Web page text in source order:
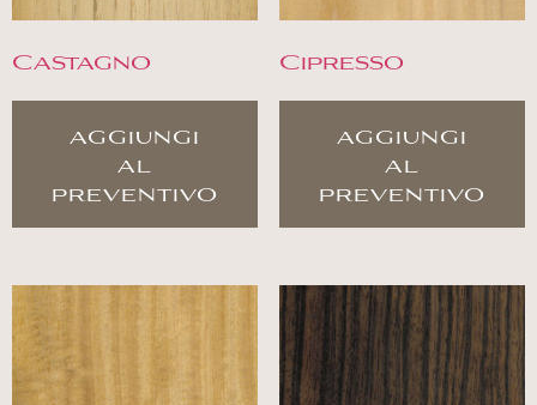
Castagno
aggiungi
al
preventivo
Cipresso
aggiungi
al
preventivo